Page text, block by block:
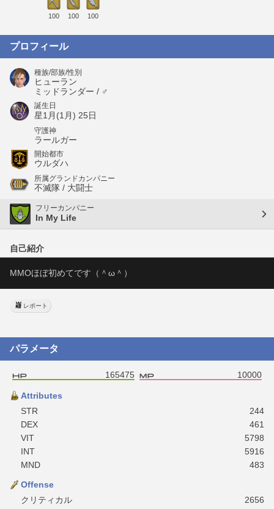
100 100 100
プロフィール
種族/部族/性別
ヒューラン
ミッドランダー / ♂
誕生日
星1月(1月) 25日
守護神
ラールガー
開始都市
ウルダハ
所属グランドカンパニー
不滅隊 / 大闘士
フリーカンパニー
In My Life
自己紹介
MMOほぼ初めてです（＾ω＾）
レポート
パラメータ
165475 10000
Attributes
STR
244
DEX
461
VIT
5798
INT
5916
MND
483
Offense
クリティカル
2656